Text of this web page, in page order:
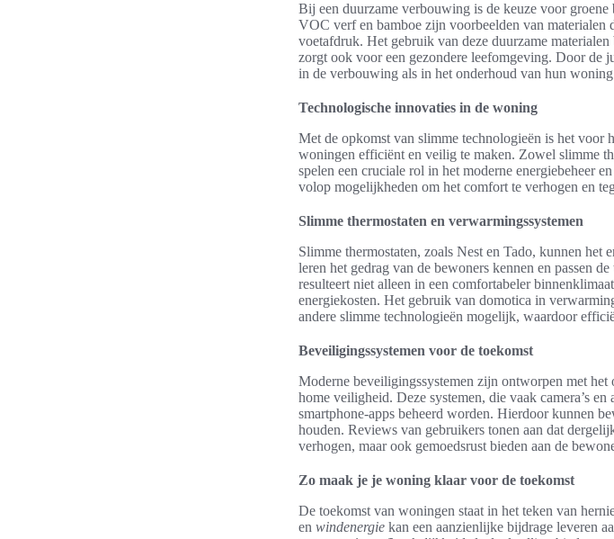
Bij een duurzame verbouwing is de keuze voor
VOC verf en bamboe zijn voorbeelden van materialen
voetafdruk. Het gebruik van deze duurzame
zorgt ook voor een gezondere leefomgeving. Door de
in de verbouwing als in het onderhoud van hun
Technologische innovaties in de woning
Met de opkomst van slimme technologieën is het voor
woningen efficiënt en veilig te maken. Zowel slimme
spelen een cruciale rol in het moderne energiebeheer
volop mogelijkheden om het comfort te verhogen en
Slimme thermostaten en verwarmingssystemen
Slimme thermostaten, zoals Nest en Tado, kunnen het
leren het gedrag van de bewoners kennen en passen
resulteert niet alleen in een comfortabeler
energiekosten. Het gebruik van domotica in
andere slimme technologieën mogelijk, waardoor
Beveiligingssystemen voor de toekomst
Moderne beveiligingssystemen zijn ontworpen met
home veiligheid. Deze systemen, die vaak camera’s
smartphone-apps beheerd worden. Hierdoor kunnen
houden. Reviews van gebruikers tonen aan dat
verhogen, maar ook gemoedsrust bieden aan de
Zo maak je je woning klaar voor de toekomst
De toekomst van woningen staat in het teken van
en windenergie kan een aanzienlijke bijdrage leveren